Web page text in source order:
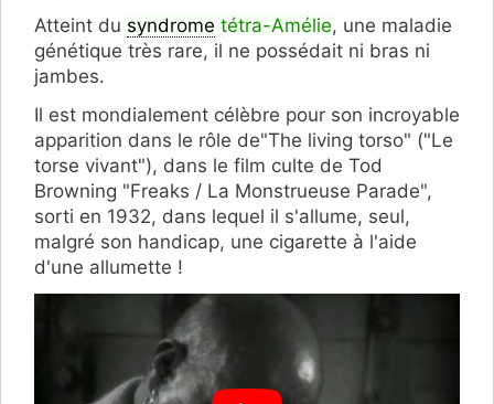
Atteint du syndrome tétra-Amélie, une maladie
génétique très rare, il ne possédait ni bras ni
jambes.
Il est mondialement célèbre pour son incroyable
apparition dans le rôle de"The living torso" ("Le
torse vivant"), dans le film culte de Tod
Browning "Freaks / La Monstrueuse Parade",
sorti en 1932, dans lequel il s'allume, seul,
malgré son handicap, une cigarette à l'aide
d'une allumette !